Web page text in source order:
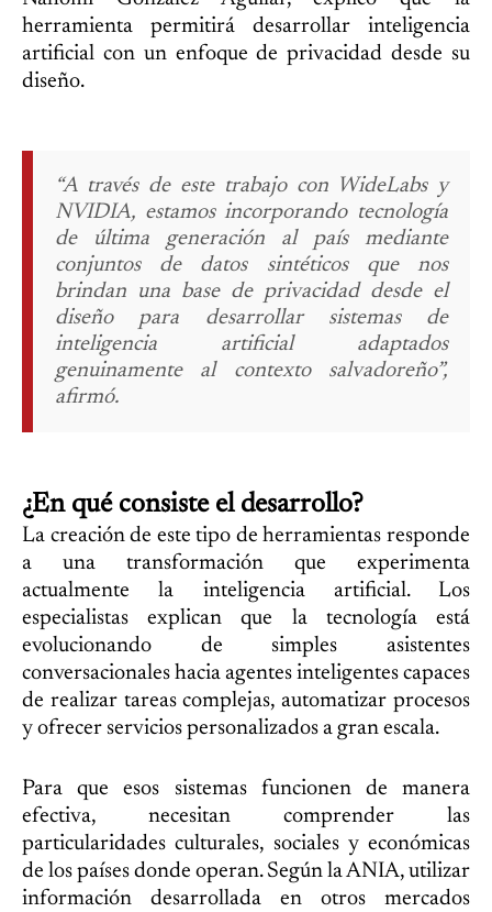
herramienta permitirá desarrollar inteligencia
artificial con un enfoque de privacidad desde su
diseño.
“A través de este trabajo con WideLabs y
NVIDIA, estamos incorporando tecnología
de última generación al país mediante
conjuntos de datos sintéticos que nos
brindan una base de privacidad desde el
diseño para desarrollar sistemas de
inteligencia artificial adaptados
genuinamente al contexto salvadoreño”,
afirmó.
¿En qué consiste el desarrollo?
La creación de este tipo de herramientas responde
a una transformación que experimenta
actualmente la inteligencia artificial. Los
especialistas explican que la tecnología está
evolucionando de simples asistentes
conversacionales hacia agentes inteligentes capaces
de realizar tareas complejas, automatizar procesos
y ofrecer servicios personalizados a gran escala.
Para que esos sistemas funcionen de manera
efectiva, necesitan comprender las
particularidades culturales, sociales y económicas
de los países donde operan. Según la ANIA, utilizar
información desarrollada en otros mercados